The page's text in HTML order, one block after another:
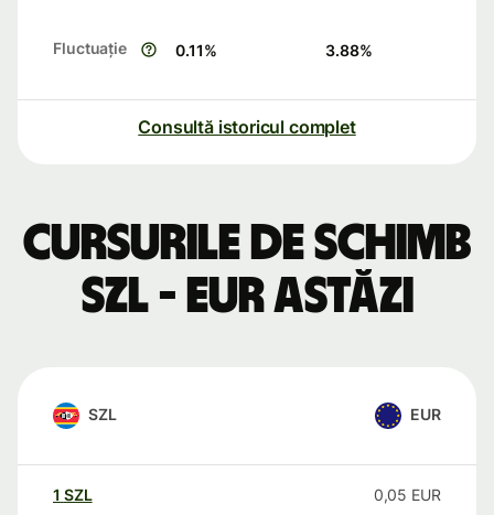
Fluctuație 0.11% 3.88%
Consultă istoricul complet
Cursurile de schimb
SZL - EUR astăzi
SZL EUR
1 SZL 0,05 EUR